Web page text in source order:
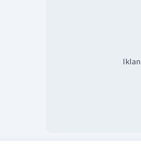
Iklan